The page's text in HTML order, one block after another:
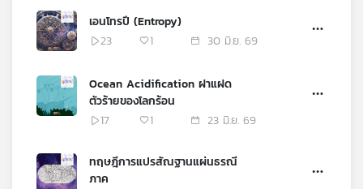
เอนโทรปี (Entropy)
23
1 30 มิ.ย. 69
Ocean Acidification ฝาแฝด
ตัวร้ายของโลกร้อน
17
1 23 มิ.ย. 69
ทฤษฎีการแปรสัณฐานแผ่นธรณี
ภาค